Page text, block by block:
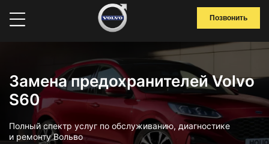
Позвонить
Замена предохранителей Volvo
S60
Полный спектр услуг по обслуживанию, диагностике
и ремонту Вольво